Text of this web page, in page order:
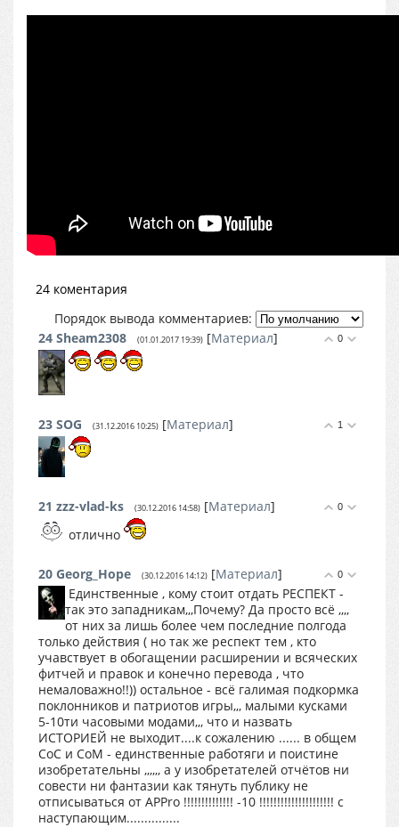
24 коментария
Порядок вывода комментариев:
0
24 Sheam2308 (01.01.2017 19:39) [Материал]
1
23 SOG (31.12.2016 10:25) [Материал]
0
21 zzz-vlad-ks (30.12.2016 14:58) [Материал]
отлично
0
20 Georg_Hope (30.12.2016 14:12) [Материал]
Единственные , кому стоит отдать РЕСПЕКТ -
так это западникам,,,Почему? Да просто всё ,,,,
от них за лишь более чем последние полгода
только действия ( но так же респект тем , кто
учавствует в обогащении расширении и всяческих
фитчей и правок и конечно перевода , что
немаловажно!!)) остальное - всё галимая подкормка
поклонников и патриотов игры,,, малыми кусками
5-10ти часовыми модами,,, что и назвать
ИСТОРИЕЙ не выходит....к сожалению ...... в общем
СоС и СоМ - единственные работяги и поистине
изобретательны ,,,,,, а у изобретателей отчётов ни
совести ни фантазии как тянуть публику не
отписываться от APPro !!!!!!!!!!!!!! -10 !!!!!!!!!!!!!!!!!!!!! с
наступающим...............